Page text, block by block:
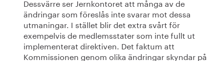
Dessvärre ser Jernkontoret att många av de
ändringar som föreslås inte svarar mot dessa
utmaningar. I stället blir det extra svårt för
exempelvis de medlemsstater som inte fullt ut
implementerat direktiven. Det faktum att
Kommissionen genom olika ändringar skyndar på